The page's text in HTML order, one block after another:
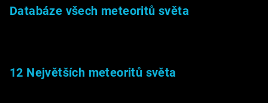
Databáze všech meteoritů světa
12 Největších meteoritů světa